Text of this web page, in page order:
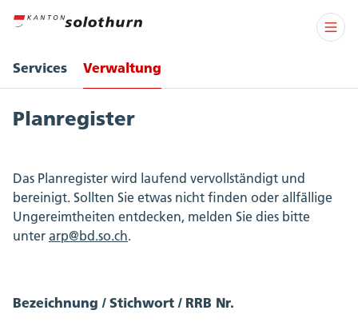
Services Verwaltung
Planregister
Das Planregister wird laufend vervollständigt und
bereinigt. Sollten Sie etwas nicht finden oder allfällige
Ungereimtheiten entdecken, melden Sie dies bitte
unter arp@bd.so.ch.
Bezeichnung / Stichwort / RRB Nr.